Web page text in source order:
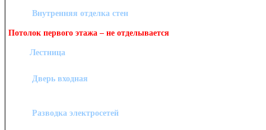
Внутренняя отделка стен
Потолок первого этажа – не отделывается
Лестница
Дверь входная
Разводка электросетей